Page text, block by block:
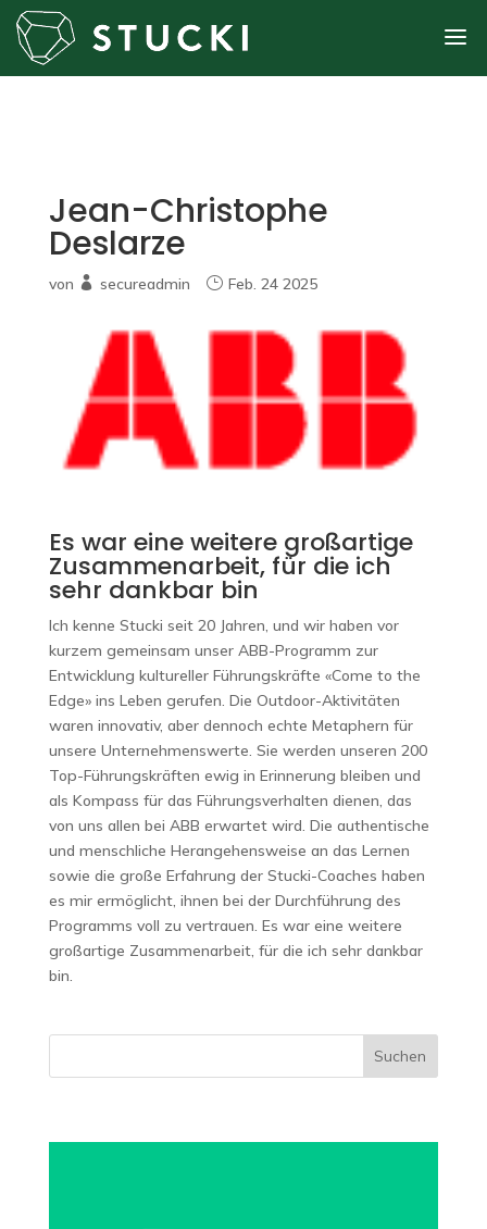
Jean-Christophe
Deslarze
von secureadmin Feb. 24 2025
Es war eine weitere großartige
Zusammenarbeit, für die ich
sehr dankbar bin
Ich kenne Stucki seit 20 Jahren, und wir haben vor
kurzem gemeinsam unser ABB-Programm zur
Entwicklung kultureller Führungskräfte «Come to the
Edge» ins Leben gerufen. Die Outdoor-Aktivitäten
waren innovativ, aber dennoch echte Metaphern für
unsere Unternehmenswerte. Sie werden unseren 200
Top-Führungskräften ewig in Erinnerung bleiben und
als Kompass für das Führungsverhalten dienen, das
von uns allen bei ABB erwartet wird. Die authentische
und menschliche Herangehensweise an das Lernen
sowie die große Erfahrung der Stucki-Coaches haben
es mir ermöglicht, ihnen bei der Durchführung des
Programms voll zu vertrauen. Es war eine weitere
großartige Zusammenarbeit, für die ich sehr dankbar
bin.
Suchen